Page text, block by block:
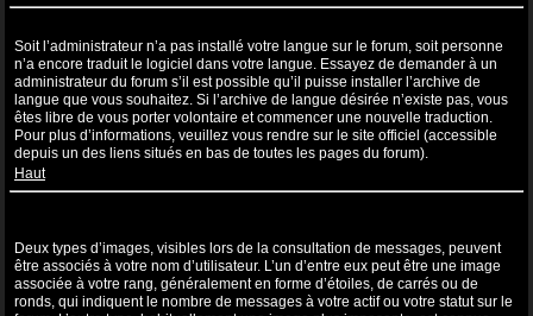
Soit l’administrateur n’a pas installé votre langue sur le forum, soit personne
n’a encore traduit le logiciel dans votre langue. Essayez de demander à un
administrateur du forum s’il est possible qu’il puisse installer l’archive de
langue que vous souhaitez. Si l’archive de langue désirée n’existe pas, vous
êtes libre de vous porter volontaire et commencer une nouvelle traduction.
Pour plus d’informations, veuillez vous rendre sur le site officiel (accessible
depuis un des liens situés en bas de toutes les pages du forum).
Haut
Deux types d’images, visibles lors de la consultation de messages, peuvent
être associés à votre nom d’utilisateur. L’un d’entre eux peut être une image
associée à votre rang, généralement en forme d’étoiles, de carrés ou de
ronds, qui indiquent le nombre de messages à votre actif ou votre statut sur le